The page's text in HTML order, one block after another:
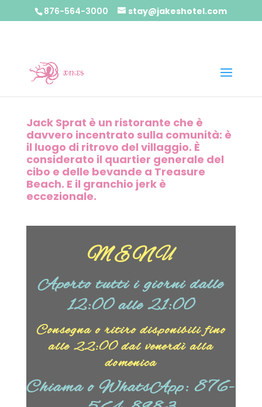
876-564-3000 stay@jakeshotel.com
Jack Sprat è un ristorante che è
davvero incentrato sulla comunità: è
il luogo di ritrovo del villaggio. È
considerato il quartier generale del
cibo e delle bevande a Treasure
Beach. E il granchio jerk è
eccezionale.
MENU
Aperto tutti i giorni dalle
12:00 alle 21:00
Consegna o ritiro disponibili fino
alle 22:00 dal venerdì alla
domenica
Chiama o WhatsApp: 876-